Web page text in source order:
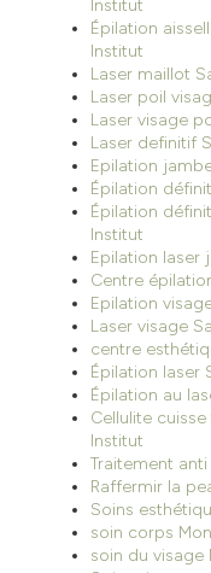
Institut
Épilation
Institut
Laser maillot
Laser poil
Laser visage
Laser definitif
Epilation
Épilation
Épilation
Institut
Epilation laser
Centre
Epilation
Laser visage
centre
Épilation laser
Épilation au
Cellulite
Institut
Traitement
Raffermir la
Soins
soin corps
soin du visage